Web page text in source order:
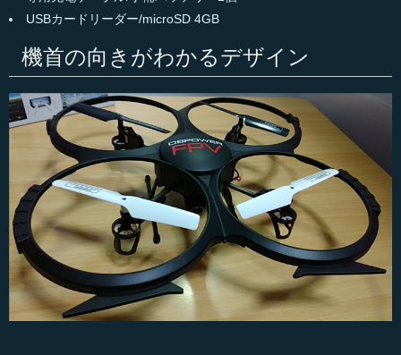
USBカードリーダー/microSD 4GB
機首の向きがわかるデザイン